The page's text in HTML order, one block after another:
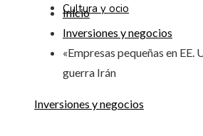
Cultura y ocio
Inicio
Inversiones y negocios
«Empresas pequeñas en EE.
guerra Irán
Inversiones y negocios